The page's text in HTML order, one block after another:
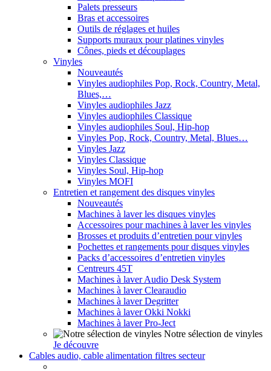
Palets presseurs
Bras et accessoires
Outils de réglages et huiles
Supports muraux pour platines vinyles
Cônes, pieds et découplages
Vinyles
Nouveautés
Vinyles audiophiles Pop, Rock, Country, Metal,
Blues,…
Vinyles audiophiles Jazz
Vinyles audiophiles Classique
Vinyles audiophiles Soul, Hip-hop
Vinyles Pop, Rock, Country, Metal, Blues…
Vinyles Jazz
Vinyles Classique
Vinyles Soul, Hip-hop
Vinyles MOFI
Entretien et rangement des disques vinyles
Nouveautés
Machines à laver les disques vinyles
Accessoires pour machines à laver les vinyles
Brosses et produits d’entretien pour vinyles
Pochettes et rangements pour disques vinyles
Packs d’accessoires d’entretien vinyles
Centreurs 45T
Machines à laver Audio Desk System
Machines à laver Clearaudio
Machines à laver Degritter
Machines à laver Okki Nokki
Machines à laver Pro-Ject
Notre sélection de vinyles
Je découvre
Cables audio, cable alimentation filtres secteur